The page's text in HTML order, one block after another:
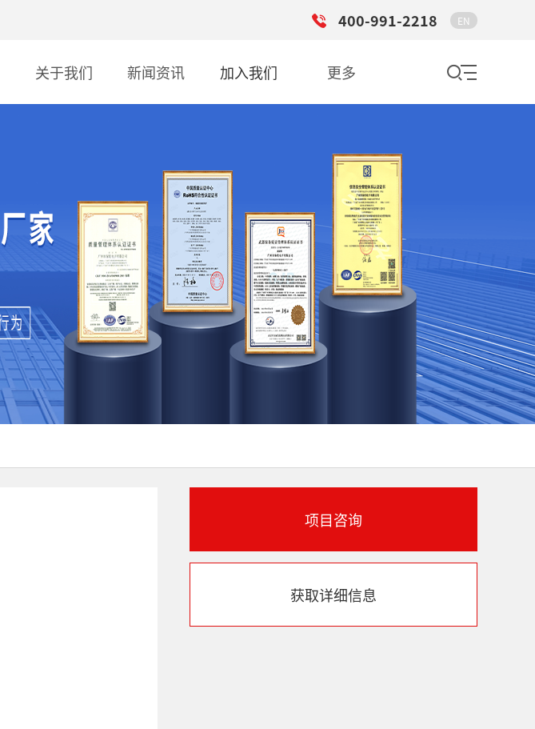
400-991-2218 EN
关于我们 新闻资讯 加入我们 更多
项目咨询
获取详细信息